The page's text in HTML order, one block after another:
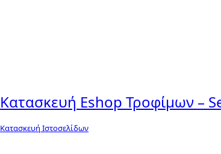
Κατασκευή Eshop Τροφίμων –
Κατασκευή Ιστοσελίδων